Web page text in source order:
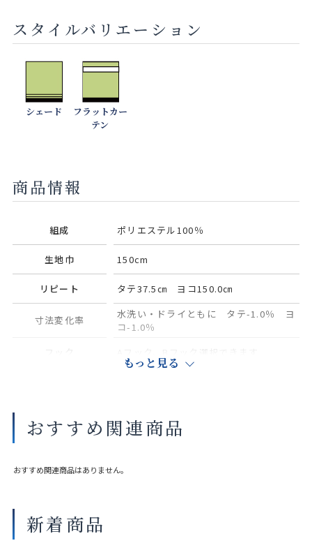
スタイルバリエーション
シェード
フラットカー
テン
商品情報
組成 ポリエステル100％
生地巾 150cm
リピート タテ37.5㎝ ヨコ150.0㎝
寸法変化率
水洗い・ドライともに タテ-1.0％ ヨ
コ-1.0％
大きな巾を仕立てる場合、継ぎ目が入ることがございます。
もっと見る
おすすめ関連商品
おすすめ関連商品はありません。
新着商品